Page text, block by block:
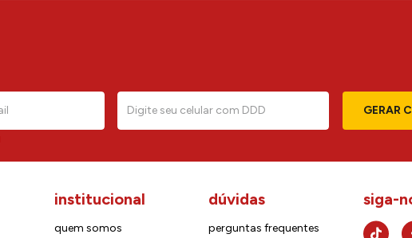
GERAR
institucional
quem somos
dúvidas
perguntas frequentes
siga-